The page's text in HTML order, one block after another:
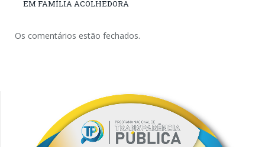
EM FAMÍLIA ACOLHEDORA
Os comentários estão fechados.